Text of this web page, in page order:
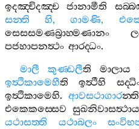
ඉදඤ‍්චිදඤ‍්ච
ජානාමීති
සන‍්ති
හි,ගාමණි,
සෙසසමණබ්‍රාහ‍්මණානං
පජහාපනත්‍ථං ආරද‍්ධං.
මාලී
කුණ‍්ඩලීති මාලාය
ඉත්‍ථිකාමෙහීති ඉත්‍ථීහි
ඉත්‍ථිකාමෙහි. ආවසථාගාරන‍්ති
එකෙකස‍්සෙව සුඛනිවාසත්‍ථාය
යථාසත‍්ති
යථාබලං